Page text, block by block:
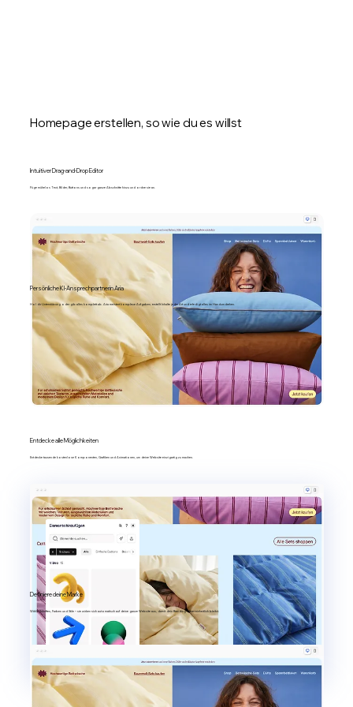
Homepage erstellen, so wie du es willst
Intuitiver Drag-and-Drop Editor
Füge mühelos Text, Bilder, Buttons und sogar ganze Abschnitte hinzu und ordne sie an.
Persönliche KI-Ansprechpartnerin Aria
Hol dir Unterstützung oder gib alles komplett ab. Aria meistert komplexe Aufgaben, erstellt Inhalte jeder Art und erledigt alles im Handumdrehen.
Entdecke alle Möglichkeiten
Entdecke tausende kostenlose Komponenten, Grafiken und Animationen, um deine Website einzigartig zu machen.
Definiere deine Marke
Wähle Schriften, Farben und Stile – sie wirken sich automatisch auf deine ganze Website aus, damit dein Branding immer einheitlich bleibt.